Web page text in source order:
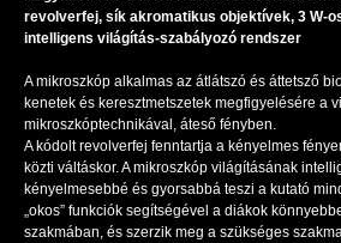
revolverfej, sík akromatikus objektívek, 3 W-
intelligens világítás-szabályozó rendszer
A mikroszkóp alkalmas az átlátszó és áttetsző
kenetek és keresztmetszetek megfigyelésére a
mikroszkóptechnikával, áteső fényben.
A kódolt revolverfej fenntartja a kényelmes
közti váltáskor. A mikroszkóp világításának
kényelmesebbé és gyorsabbá teszi a kutató
„okos” funkciók segítségével a diákok
szakmában, és szerzik meg a szükséges